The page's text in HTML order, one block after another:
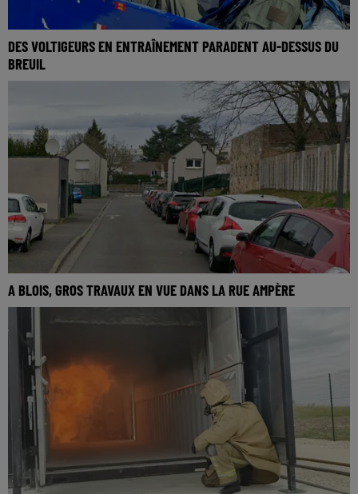
DES VOLTIGEURS EN ENTRAÎNEMENT PARADENT AU-DESSUS DU
BREUIL
A BLOIS, GROS TRAVAUX EN VUE DANS LA RUE AMPÈRE